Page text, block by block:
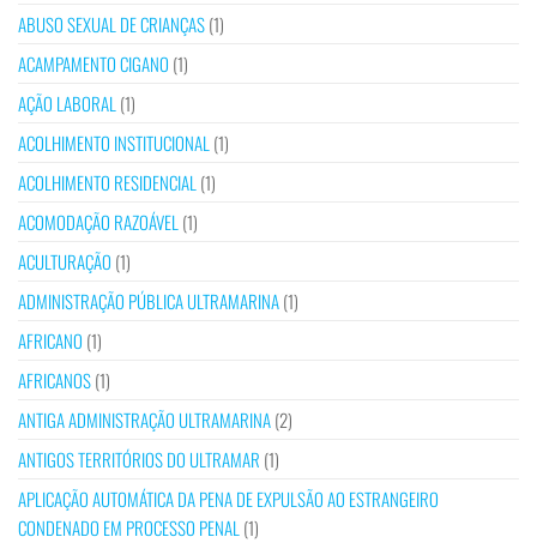
ABUSO SEXUAL DE CRIANÇAS(1)
ACAMPAMENTO CIGANO (1)
AÇÃO LABORAL (1)
ACOLHIMENTO INSTITUCIONAL (1)
ACOLHIMENTO RESIDENCIAL (1)
ACOMODAÇÃO RAZOÁVEL (1)
ACULTURAÇÃO (1)
ADMINISTRAÇÃO PÚBLICA ULTRAMARINA(1)
AFRICANO (1)
AFRICANOS(1)
ANTIGA ADMINISTRAÇÃO ULTRAMARINA(2)
ANTIGOS TERRITÓRIOS DO ULTRAMAR (1)
APLICAÇÃO AUTOMÁTICA DA PENA DE EXPULSÃO AO ESTRANGEIRO
CONDENADO EM PROCESSO PENAL (1)